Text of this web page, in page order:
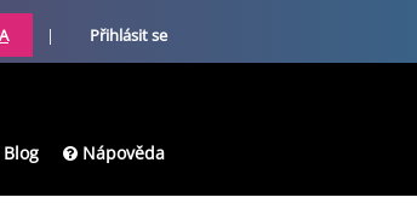
| Přihlásit se
Blog Nápověda